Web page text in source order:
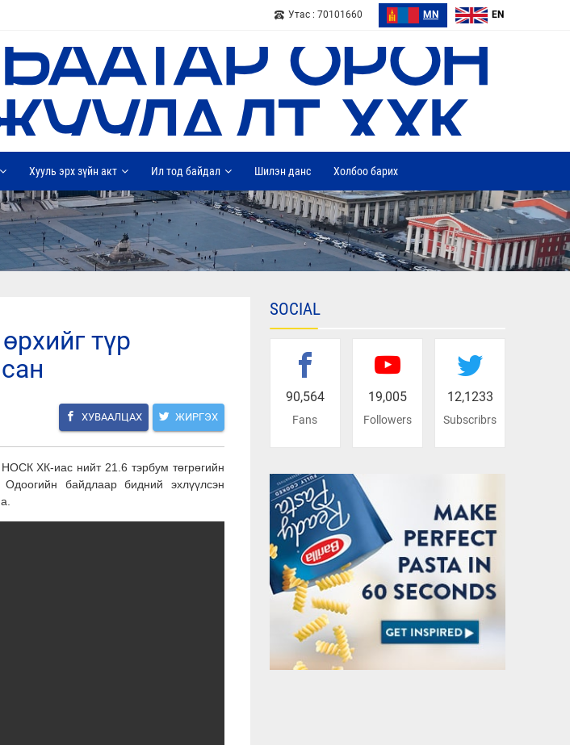
Утас : 70101660 MN EN
Хууль эрх зүйн акт Ил тод байдал Шилэн данс Холбоо барих
ХУВААЛЦАХ ЖИРГЭХ
ХК-иас нийт 21.6 тэрбум төгрөгийн
байдлаар бидний эхлүүлсэн
SOCIAL
90,564
Fans
19,005
Followers
12,1233
Subscribrs